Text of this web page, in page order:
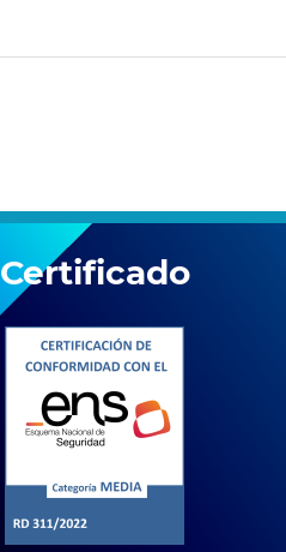
Certificado